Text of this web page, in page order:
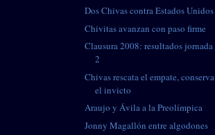
Dos Chivas contra Estados Unidos
Chivitas avanzan con paso firme
Clausura 2008: resultados jornada
2
Chivas rescata el empate, conserva
el invicto
Araujo y Ávila a la Preolímpica
Jonny Magallón entre algodones